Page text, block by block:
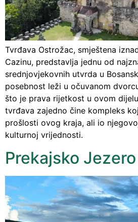
Tvrđava Ostrožac, smještena
Cazinu, predstavlja jednu od
srednjovjekovnih utvrda u
posebnost leži u očuvanom
što je prava rijetkost u ovom
tvrđava zajedno čine kompleks
prošlosti ovog kraja, ali io
kulturnoj vrijednosti.
Prekajsko Jezero